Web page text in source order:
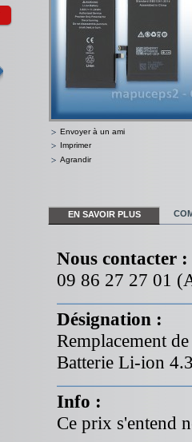
Envoyer à un ami
Imprimer
Agrandir
EN SAVOIR PLUS
Nous contacter :
09 86 27 27 01
Désignation :
Remplacement
Batterie Li-ion
Info :
Ce prix s'entend